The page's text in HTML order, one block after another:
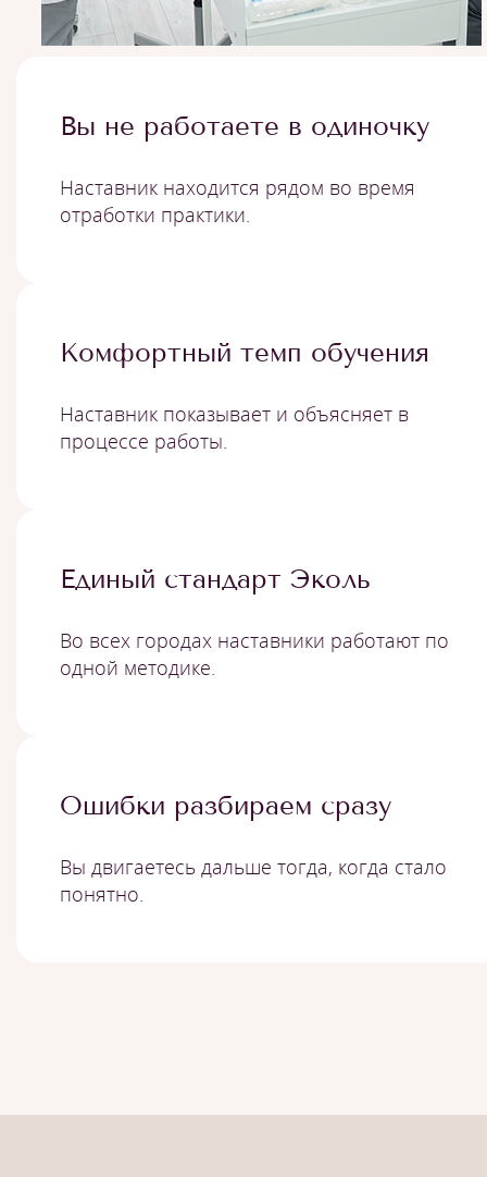
Вы не работаете в одиночку
Наставник находится рядом во время
отработки практики.
Комфортный темп обучения
Наставник показывает и объясняет в
процессе работы.
Единый стандарт Эколь
Во всех городах наставники работают по
одной методике.
Ошибки разбираем сразу
Вы двигаетесь дальше тогда, когда стало
понятно.